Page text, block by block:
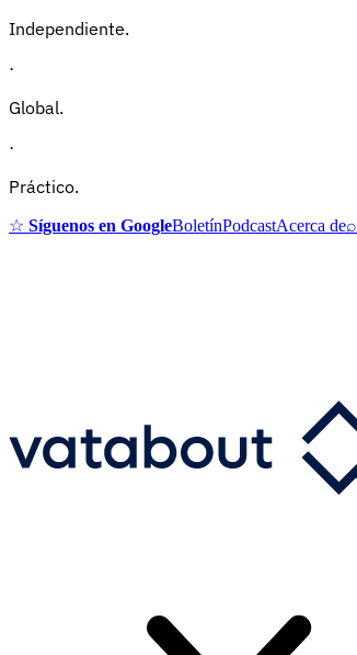
Independiente.
·
Global.
·
Práctico.
☆ Síguenos en GoogleBoletínPodcastAcerca de⌕